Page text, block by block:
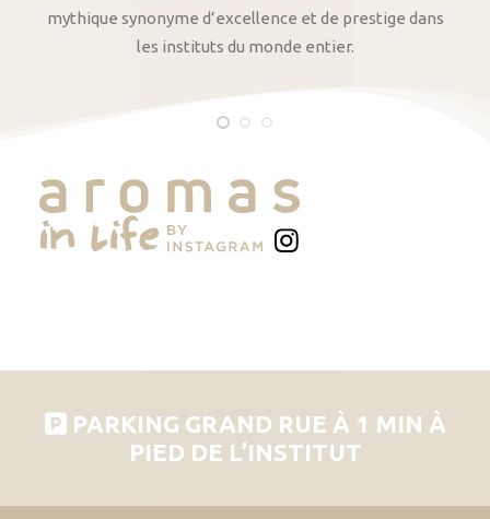
mythique synonyme d’excellence et de prestige dans
les instituts du monde entier.
PARKING GRAND RUE À 1 MIN À
PIED DE L’INSTITUT